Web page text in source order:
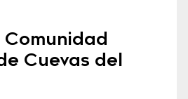
Cuevas del